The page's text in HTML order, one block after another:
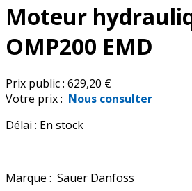
Moteur
OMP200 EMD
Prix public : 629,20 €
Votre prix : Nous consulter
Délai : En stock
Marque : Sauer Danfoss